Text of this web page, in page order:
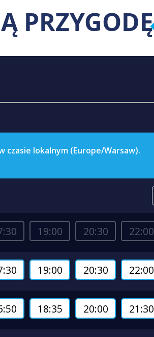
PRZYGODĘ